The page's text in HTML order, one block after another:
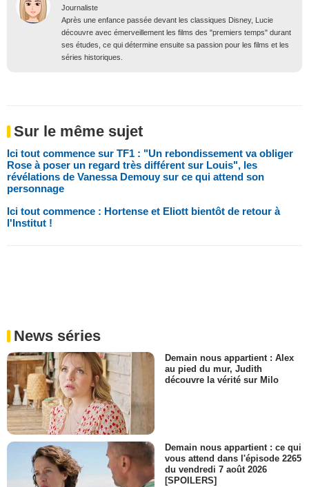
Journaliste
Après une enfance passée devant les classiques Disney, Lucie
découvre avec émerveillement les films des "premiers temps" durant
ses études, ce qui détermine ensuite sa passion pour les films et les
séries historiques.
Sur le même sujet
Ici tout commence sur TF1 : "Un rebondissement va obliger
Rose à poser un regard très différent sur Louis", les
révélations de Vanessa Demouy sur ce qui attend son
personnage
Ici tout commence : Hortense et Eliott bientôt de retour à
l'Institut !
News séries
Demain nous appartient : Alex
au pied du mur, Judith
découvre la vérité sur Milo
Demain nous appartient : ce qui
vous attend dans l'épisode 2265
du vendredi 7 août 2026
[SPOILERS]